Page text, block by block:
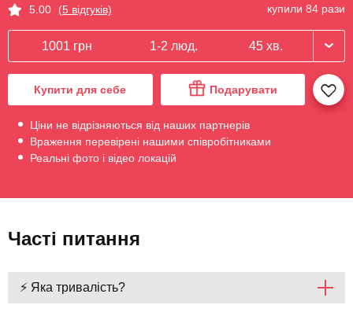
5.00 (5 відгуків) купили 84 рази
1001 грн 1-2 люд. 45 хв.
Купити для себе Подарувати
Ціни не відрізняються від наших партнерів
Враження перевірені нашими співробітниками
Реальні фото і відео локацій
Часті питання
⚡ Яка тривалість?